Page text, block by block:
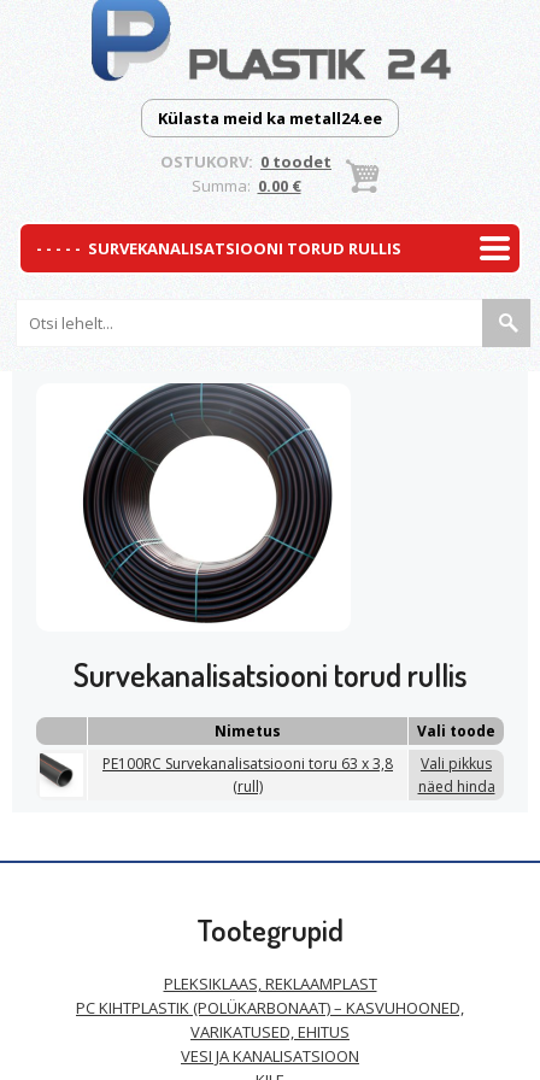
Külasta meid ka metall24.ee
OSTUKORV: 0 toodet
Summa: 0.00 €
Survekanalisatsiooni torud rullis
Nimetus
Vali toode
PE100RC Survekanalisatsiooni toru 63 x 3,8
(rull)
Vali pikkus
näed hinda
Tootegrupid
PLEKSIKLAAS, REKLAAMPLAST
PC KIHTPLASTIK (POLÜKARBONAAT) – KASVUHOONED,
VARIKATUSED, EHITUS
VESI JA KANALISATSIOON